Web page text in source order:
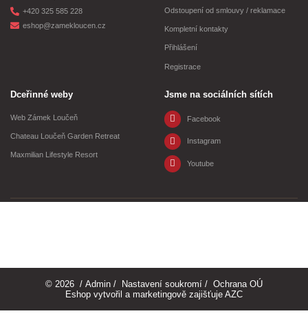
+420 325 585 228
eshop@zamekloucen.cz
Odstoupení od smlouvy / reklamace
Kompletní kontakty
Přihlášení
Registrace
Dceřinné weby
Web Zámek Loučeň
Chateau Loučeň Garden Retreat
Maxmilian Lifestyle Resort
Jsme na sociálních sítích
Facebook
Instagram
Youtube
© 2026 / Admin / Nastavení soukromí / Ochrana OÚ
Eshop vytvořil a marketingově zajišťuje AZC